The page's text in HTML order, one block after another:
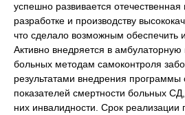
успешно развивается отечественная
разработке и производству
что сделало возможным обеспечить
Активно внедряется в амбулаторную
больных методам самоконтроля
результатами внедрения программы
показателей смертности больных
них инвалидности. Срок